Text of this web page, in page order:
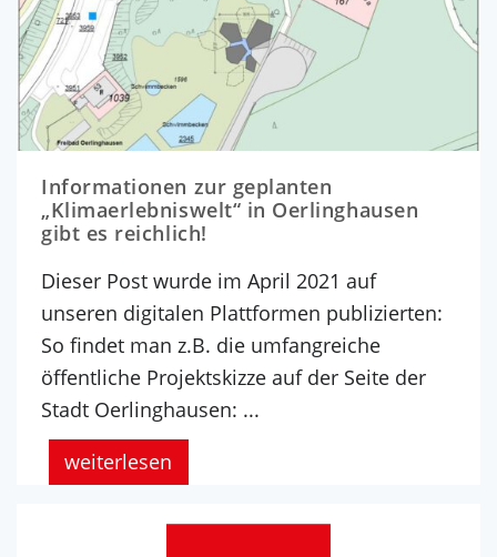
Informationen zur geplanten
„Klimaerlebniswelt“ in Oerlinghausen
gibt es reichlich!
Dieser Post wurde im April 2021 auf
unseren digitalen Plattformen publizierten:
So findet man z.B. die umfangreiche
öffentliche Projektskizze auf der Seite der
Stadt Oerlinghausen: ...
weiterlesen